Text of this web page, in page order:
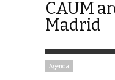
CAUM
Madrid
Agenda